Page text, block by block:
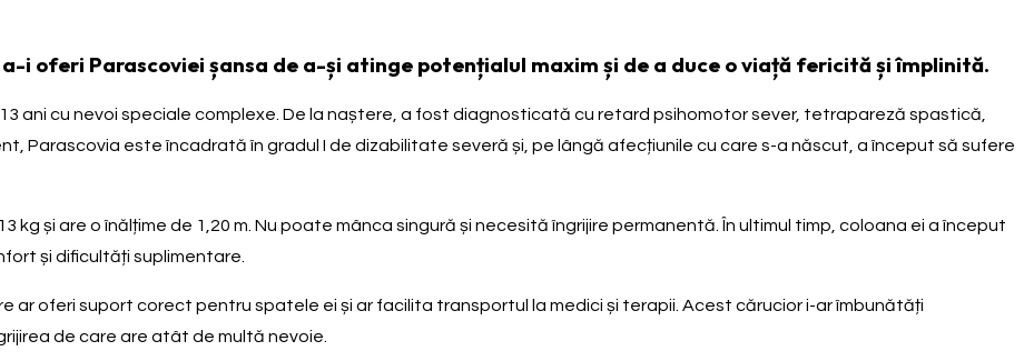
i oferi Parascoviei șansa de a-și atinge potențialul maxim și de a duce o viață fericită și împlinită.
ani cu nevoi speciale complexe. De la naștere, a fost diagnosticată cu retard psihomotor sever, tetrapareză spastică,
Parascovia este încadrată în gradul I de dizabilitate severă și, pe lângă afecțiunile cu care s-a născut, a început să sufere
și are o înălțime de 1,20 m. Nu poate mânca singură și necesită îngrijire permanentă. În ultimul timp, coloana ei a început
și dificultăți suplimentare.
ar oferi suport corect pentru spatele ei și ar facilita transportul la medici și terapii. Acest cărucior i-ar îmbunătăți
de care are atât de multă nevoie.